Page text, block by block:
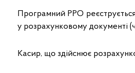
Програмний РРО
у розрахунковому документі
Касир, що здійснює